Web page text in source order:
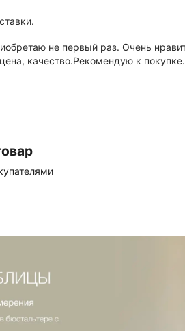
качество.Рекомендую к покупке.